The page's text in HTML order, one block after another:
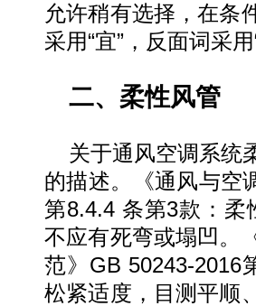
允许稍有选择，在条
采用“宜”，反面词采
二、柔性风管
关于通风空调系统
的描述。《通风与空
第8.4.4 条第3款：
不应有死弯或塌凹。
范》GB 50243-2016
松紧适度，目测平顺